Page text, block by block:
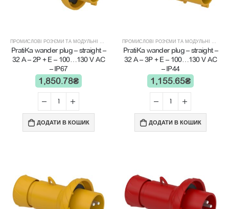
ПРОМИСЛОВІ РОЗ'ЄМИ ТА МОДУЛЬНІ ЩИТИ
PratiKa wander plug – straight –
32 A – 2P + E – 100…130 V AC
– IP67
1,850.78₴
ДОДАТИ В КОШИК
ПРОМИСЛОВІ РОЗ'ЄМИ ТА МОДУЛЬНІ ЩИТИ
PratiKa wander plug – straight –
32 A – 3P + E – 100…130 V AC
– IP44
1,155.65₴
ДОДАТИ В КОШИК